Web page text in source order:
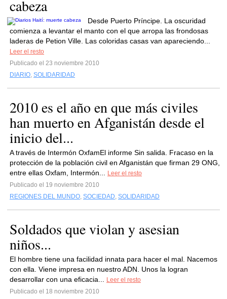
cabeza
Desde Puerto Príncipe. La oscuridad
comienza a levantar el manto con el que arropa las frondosas
laderas de Petion Ville. Las coloridas casas van apareciendo...
Leer el resto
Publicado el 23 noviembre 2010
DIARIO, SOLIDARIDAD
2010 es el año en que más civiles
han muerto en Afganistán desde el
inicio del...
A través de Intermón OxfamEl informe Sin salida. Fracaso en la
protección de la población civil en Afganistán que firman 29 ONG,
entre ellas Oxfam, Intermón...
Leer el resto
Publicado el 19 noviembre 2010
REGIONES DEL MUNDO, SOCIEDAD, SOLIDARIDAD
Soldados que violan y asesian
niños...
El hombre tiene una facilidad innata para hacer el mal. Nacemos
con ella. Viene impresa en nuestro ADN. Unos la logran
desarrollar con una eficacia...
Leer el resto
Publicado el 18 noviembre 2010